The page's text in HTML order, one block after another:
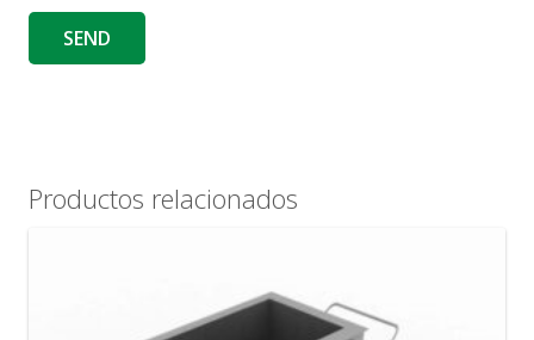
Productos relacionados